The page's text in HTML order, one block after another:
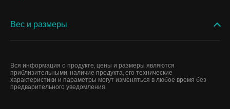
Вес и размеры
Вся информация о продукте, цены и размеры являются
приблизительными, наличие продукта, его технические
характеристики и параметры могут изменяться в любое время без
предварительного уведомления.